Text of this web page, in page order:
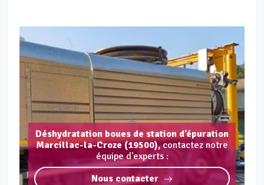
Déshydratation boues de station d’épuration
Marcillac-la-Croze (19500), contactez notre
équipe d'experts :
Nous contacter